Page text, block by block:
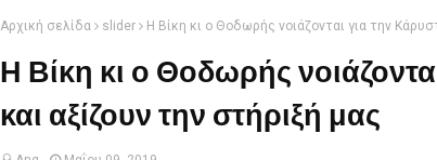
Αρχική σελίδα slider Η Βίκη κι ο Θοδωρής νοιάζονται για την
Η Βίκη κι ο Θοδωρής
και αξίζουν την στήριξή μας